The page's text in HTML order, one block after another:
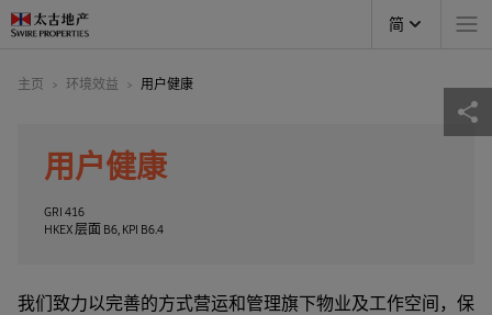
简
主页 环境效益 用户健康
用户健康
GRI 416
HKEX 层面 B6, KPI B6.4
我们致力以完善的方式营运和管理旗下物业及工作空间，保